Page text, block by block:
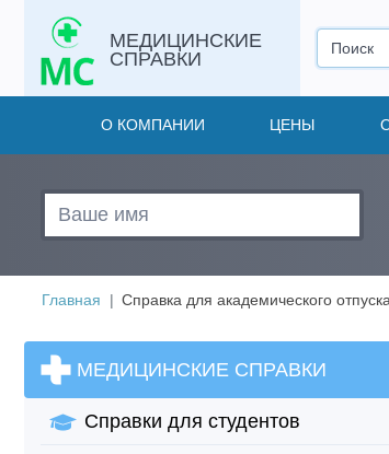
МЕДИЦИНСКИЕ
СПРАВКИ
О КОМПАНИИ ЦЕНЫ
Главная Справка для академического отпуска
МЕДИЦИНСКИЕ СПРАВКИ
Справки для студентов